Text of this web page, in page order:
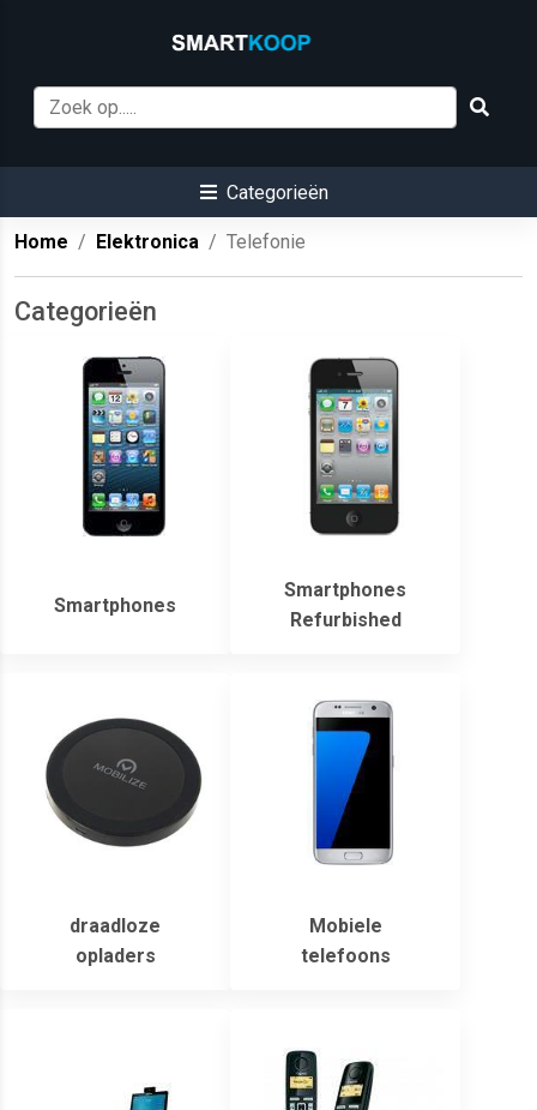
Categorieën
Home Elektronica Telefonie
Categorieën
Smartphones
Smartphones
Refurbished
draadloze
opladers
Mobiele
telefoons